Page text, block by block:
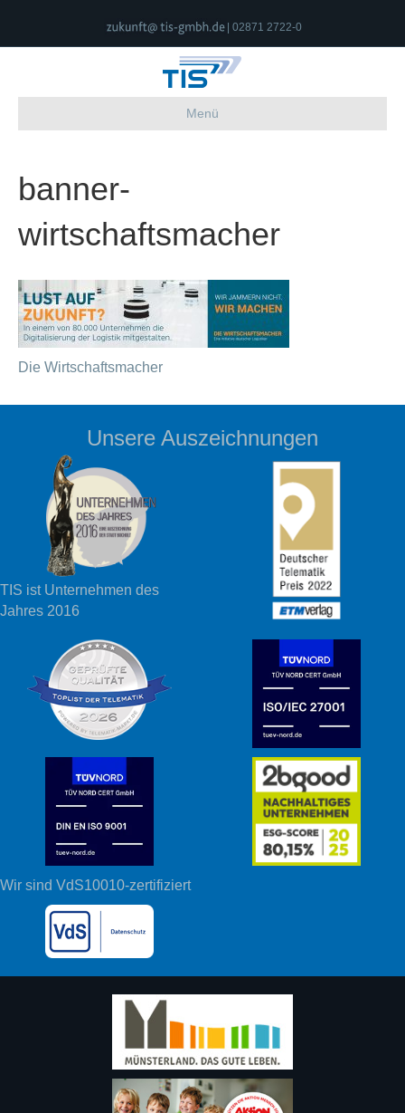
| 02871 2722-0
Menü
banner-
wirtschaftsmacher
Die Wirtschaftsmacher
Unsere Auszeichnungen
TIS ist Unternehmen des
Jahres 2016
Wir sind VdS10010-zertifiziert